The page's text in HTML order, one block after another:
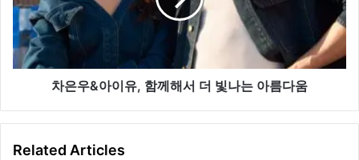
이
유,
함
께
나
차은우&아이유, 함께해서 더 빛나는 아름다움
Related Articles